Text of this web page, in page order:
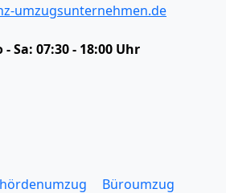
umzugsunternehmen.de
- Sa: 07:30 - 18:00 Uhr
Büroumzug